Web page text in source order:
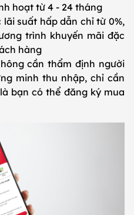
hoạt từ 4 - 24 tháng
lãi suất hấp dẫn chỉ từ 0%,
trình khuyến mãi đặc
hàng
cần thẩm định người
minh thu nhập, chỉ cần
bạn có thể đăng ký mua